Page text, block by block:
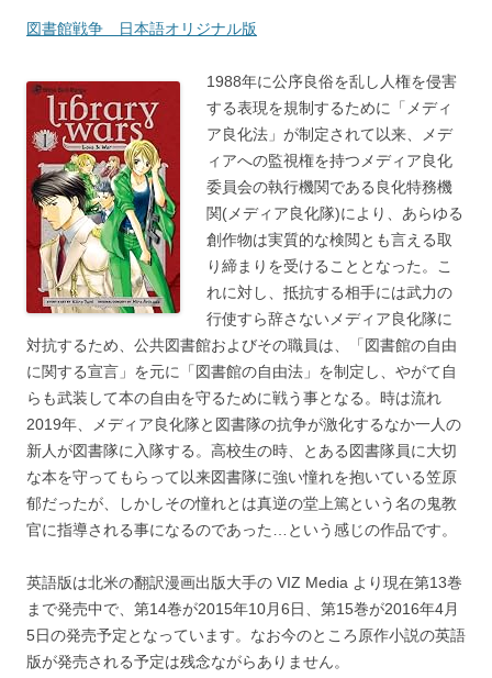
図書館戦争 日本語オリジナル版
1988年に公序良俗を乱し人権を侵害
する表現を規制するために「メディ
ア良化法」が制定されて以来、メデ
ィアへの監視権を持つメディア良化
委員会の執行機関である良化特務機
関(メディア良化隊)により、あらゆる
創作物は実質的な検閲とも言える取
り締まりを受けることとなった。こ
れに対し、抵抗する相手には武力の
行使すら辞さないメディア良化隊に
対抗するため、公共図書館およびその職員は、「図書館の自由
に関する宣言」を元に「図書館の自由法」を制定し、やがて自
らも武装して本の自由を守るために戦う事となる。時は流れ
2019年、メディア良化隊と図書隊の抗争が激化するなか一人の
新人が図書隊に入隊する。高校生の時、とある図書隊員に大切
な本を守ってもらって以来図書隊に強い憧れを抱いている笠原
郁だったが、しかしその憧れとは真逆の堂上篤という名の鬼教
官に指導される事になるのであった…という感じの作品です。
英語版は北米の翻訳漫画出版大手の VIZ Media より現在第13巻
まで発売中で、第14巻が2015年10月6日、第15巻が2016年4月
5日の発売予定となっています。なお今のところ原作小説の英語
版が発売される予定は残念ながらありません。